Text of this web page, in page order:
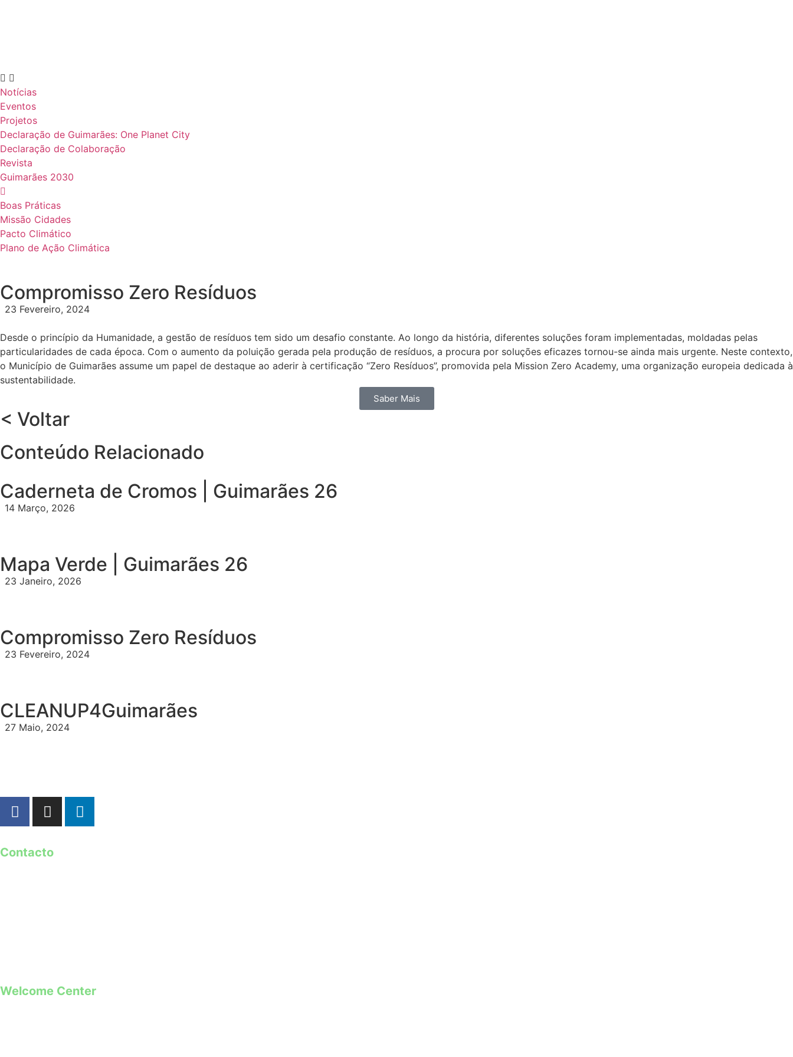
Notícias
Eventos
Projetos
Declaração de Guimarães: One Planet City
Declaração de Colaboração
Revista
Guimarães 2030
Boas Práticas
Missão Cidades
Pacto Climático
Plano de Ação Climática
Compromisso Zero Resíduos
23 Fevereiro, 2024
Desde o princípio da Humanidade, a gestão de resíduos tem sido um desafio constante. Ao longo da história, diferentes soluções foram implementadas, moldadas pelas
particularidades de cada época. Com o aumento da poluição gerada pela produção de resíduos, a procura por soluções eficazes tornou-se ainda mais urgente. Neste contexto,
o Município de Guimarães assume um papel de destaque ao aderir à certificação “Zero Resíduos”, promovida pela Mission Zero Academy, uma organização europeia dedicada à
sustentabilidade.
Saber Mais
< Voltar
Conteúdo Relacionado
Caderneta de Cromos | Guimarães 26
14 Março, 2026
Mapa Verde | Guimarães 26
23 Janeiro, 2026
Compromisso Zero Resíduos
23 Fevereiro, 2024
CLEANUP4Guimarães
27 Maio, 2024
Contacto
Welcome Center